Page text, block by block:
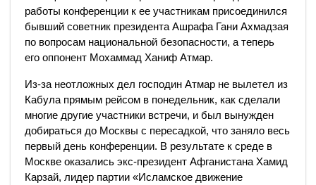
работы конференции к ее участникам присоединился
бывший советник президента Ашрафа Гани Ахмадзая
по вопросам национальной безопасности, а теперь
его оппонент Мохаммад Ханиф Атмар.
Из-за неотложных дел господин Атмар не вылетел из
Кабула прямым рейсом в понедельник, как сделали
многие другие участники встречи, и был вынужден
добираться до Москвы с пересадкой, что заняло весь
первый день конференции. В результате к среде в
Москве оказались экс-президент Афганистана Хамид
Карзай, лидер партии «Исламское движение